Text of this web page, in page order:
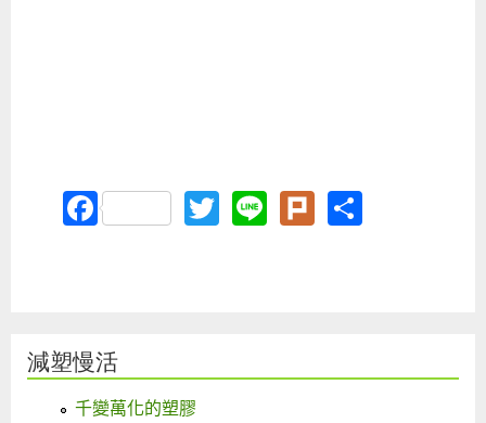
FacebookTwitter
LinePlurk
減塑慢活
千變萬化的塑膠